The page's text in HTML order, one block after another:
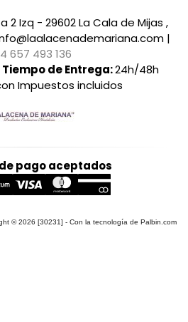
2 Izq - 29602 La Cala de Mijas ,
|
657 493 136
Tiempo de Entrega:24h/48h
Impuestos incluidos
pago aceptados
© 2026 [30231] - Con la tecnología de Palbin.com